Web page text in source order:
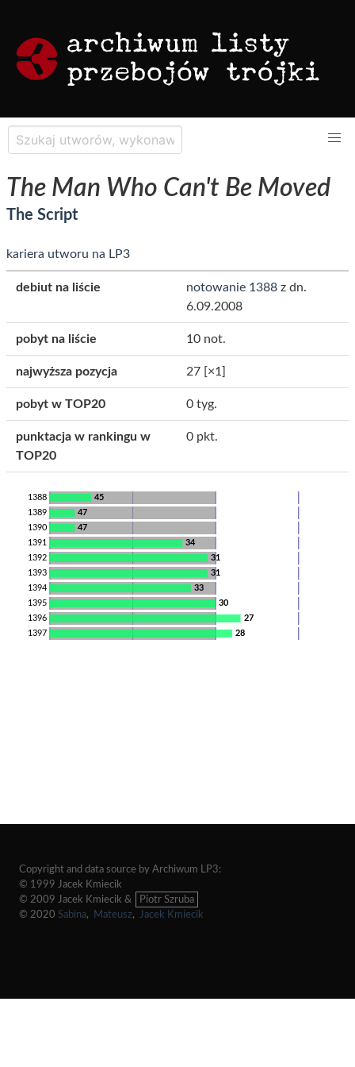
The Man Who Can't Be Moved
The Script
kariera utworu na LP3
debiut na liście notowanie 1388 z dn.
6.09.2008
pobyt na liście 10 not.
najwyższa pozycja 27 [×1]
pobyt w TOP20 0 tyg.
punktacja w rankingu w
TOP20
0 pkt.
45
1388
47
1389
47
1390
34
1391
31
1392
31
1393
33
1394
30
1395
27
1396
28
1397
Copyright and data source by Archiwum LP3:
© 1999 Jacek Kmiecik
© 2009 Jacek Kmiecik &
Piotr Szruba
© 2020 Sabina, Mateusz, Jacek Kmiecik